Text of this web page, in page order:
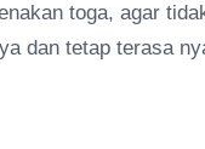
toga, agar
dan tetap terasa